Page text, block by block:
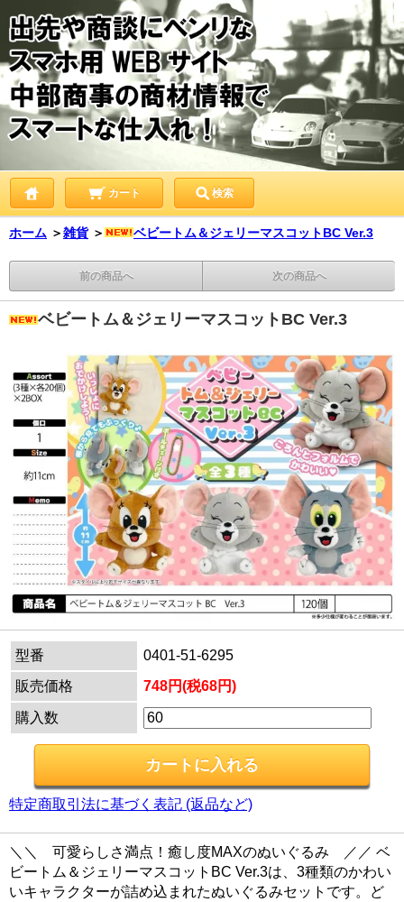
カート 検索
ホーム ＞雑貨 ＞ ベビートム＆ジェリーマスコットBC Ver.3
前の商品へ 次の商品へ
ベビートム＆ジェリーマスコットBC Ver.3
型番
0401-51-6295
販売価格
748円(税68円)
購入数
特定商取引法に基づく表記 (返品など)
＼＼ 可愛らしさ満点！癒し度MAXのぬいぐるみ ／／ ベ
ビートム＆ジェリーマスコットBC Ver.3は、3種類のかわい
いキャラクターが詰め込まれたぬいぐるみセットです。ど